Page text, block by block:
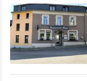
Hotels met
Private
Allerlei
Agenda